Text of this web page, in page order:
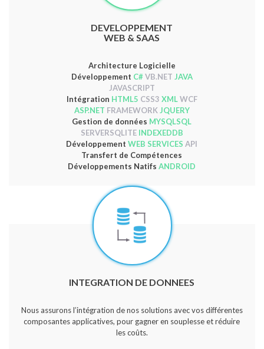
DEVELOPPEMENT
WEB & SAAS
Architecture Logicielle
Développement C#VB.NET JAVA
JAVASCRIPT
Intégration HTML5 CSS3 XMLWCF
ASP.NET FRAMEWORK JQUERY
Gestion de données MYSQLSQL
SERVERSQLITE INDEXEDDB
DéveloppementWEB SERVICESAPI
Transfert de Compétences
Développements NatifsANDROID
INTEGRATION DE DONNEES
Nous assurons l’intégration de nos solutions avec vos différentes
composantes applicatives, pour gagner en souplesse et réduire
les coûts.